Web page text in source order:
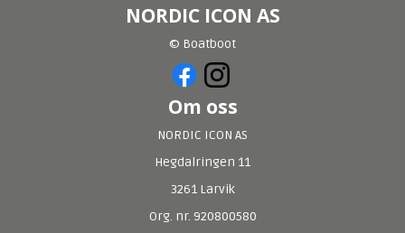
NORDIC ICON AS
© Boatboot
Om oss
NORDIC ICON AS
Hegdalringen 11
3261 Larvik
Org. nr. 920800580